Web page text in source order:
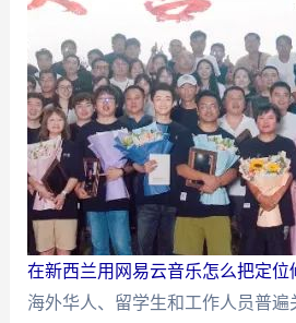
在新西兰用网易云音乐怎么把定位
海外华人、留学生和工作人员普遍